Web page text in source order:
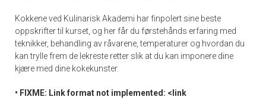
Kokkene ved Kulinarisk Akademi har finpolert sine beste
oppskrifter til kurset, og her får du førstehånds erfaring med
teknikker, behandling av råvarene, temperaturer og hvordan du
kan trylle frem de lekreste retter slik at du kan imponere dine
kjære med dine kokekunster.
• FIXME: Link format not implemented: <link